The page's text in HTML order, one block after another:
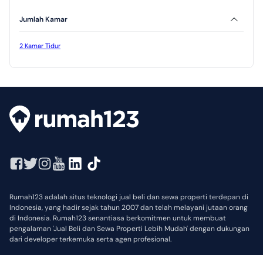
Jumlah Kamar
2 Kamar Tidur
Rumah123 adalah situs teknologi jual beli dan sewa properti terdepan di
Indonesia, yang hadir sejak tahun 2007 dan telah melayani jutaan orang
di Indonesia. Rumah123 senantiasa berkomitmen untuk membuat
pengalaman 'Jual Beli dan Sewa Properti Lebih Mudah' dengan dukungan
dari developer terkemuka serta agen profesional.